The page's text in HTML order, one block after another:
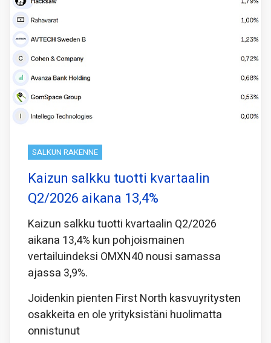
SALKUN RAKENNE
Kaizun salkku tuotti kvartaalin
Q2/2026 aikana 13,4%
Kaizun salkku tuotti kvartaalin Q2/2026
aikana 13,4% kun pohjoismainen
vertailuindeksi OMXN40 nousi samassa
ajassa 3,9%.
Joidenkin pienten First North kasvuyritysten
osakkeita en ole yrityksistäni huolimatta
onnistunut